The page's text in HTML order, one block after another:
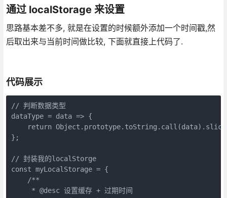
通过 localStorage 来设置
思路基本差不多, 就是在设置的时候额外添加一个时间戳,然
后取出来与当前时间做比较, 下面就直接上代码了.
代码展示
// 判断数据类型
dataType = data => {
return
};
// 封装我的localStorge
const myLocalStorage = {
    /**
     * @desc 设置缓存 + 过期时间